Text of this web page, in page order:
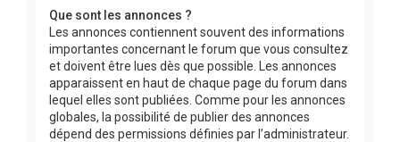
Que sont les annonces ?
Les annonces contiennent souvent des informations
importantes concernant le forum que vous consultez
et doivent être lues dès que possible. Les annonces
apparaissent en haut de chaque page du forum dans
lequel elles sont publiées. Comme pour les annonces
globales, la possibilité de publier des annonces
dépend des permissions définies par l’administrateur.